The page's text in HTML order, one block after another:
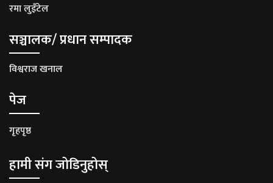
रमा लुइँटेल
सञ्चालक/ प्रधान सम्पादक
विश्वराज खनाल
पेज
गृहपृष्ठ
हामी संग जोडिनुहोस्